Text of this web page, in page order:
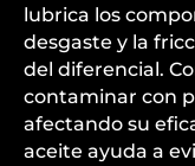
lubrica los
desgaste y la
del diferencial.
contaminar con
afectando su
aceite ayuda a